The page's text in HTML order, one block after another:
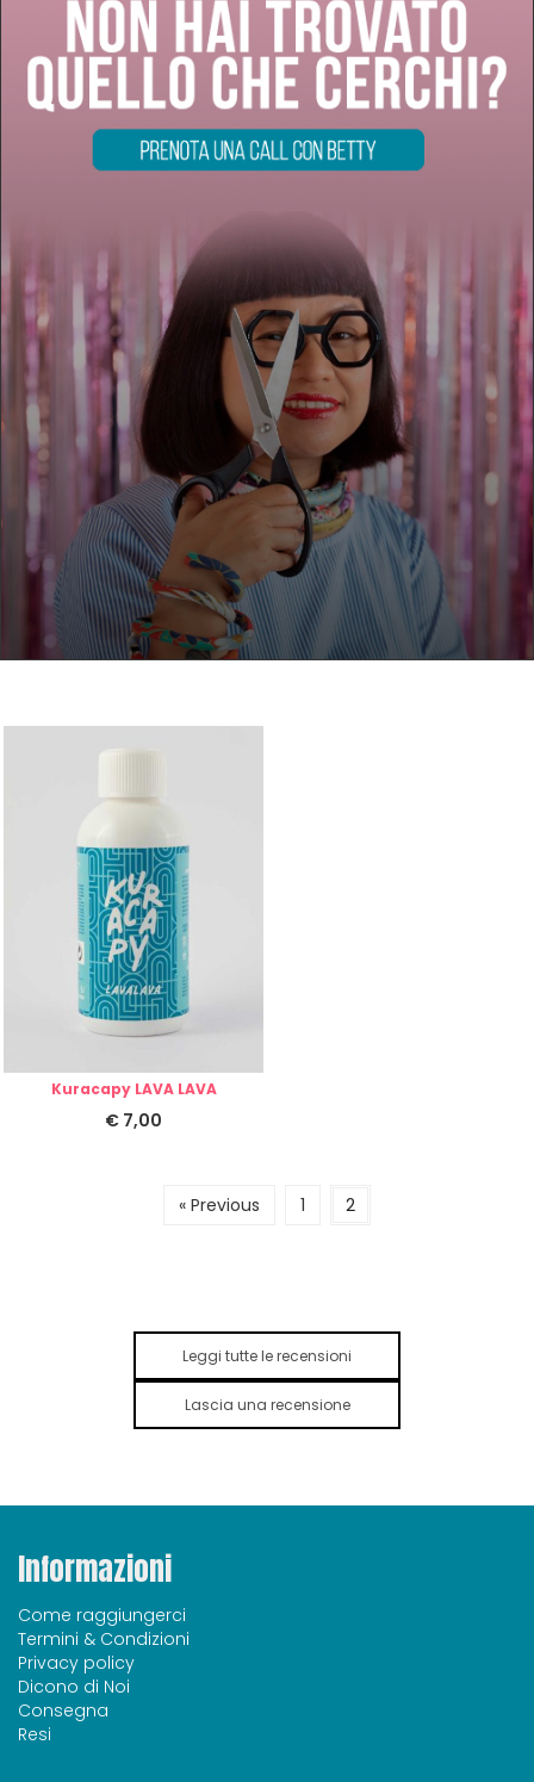
Kuracapy LAVA LAVA
€ 7,00
« Previous 1 2
Leggi tutte le recensioni
Lascia una recensione
Informazioni
Come raggiungerci
Termini & Condizioni
Privacy policy
Dicono di Noi
Consegna
Resi